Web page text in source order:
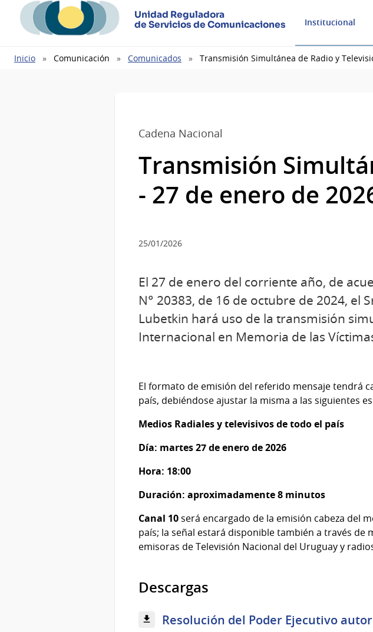
Unidad Reguladora
de Servicios de Comunicaciones
Institucional
Ruta
Inicio Comunicación Comunicados Transmisión Simultánea de Radio y
Cadena Nacional
Transmisión
- 27 de enero de
25/01/2026
El 27 de enero del corriente año, de
N° 20383, de 16 de octubre de 2024, el
Lubetkin hará uso de la transmisión
Internacional en Memoria de las
El formato de emisión del referido mensaje tendrá
país, debiéndose ajustar la misma a las siguientes
Medios Radiales y televisivos de todo el país
Día: martes 27 de enero de 2026
Hora: 18:00
Duración: aproximadamente 8 minutos
Canal 10será encargado de la emisión cabeza del
país; la señal estará disponible también a través de
emisoras de Televisión Nacional del Uruguay y
Descargas
Resolución del Poder Ejecutivo